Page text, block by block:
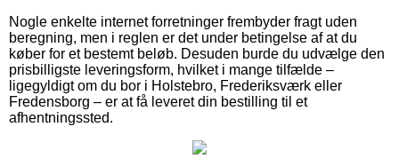
Nogle enkelte internet forretninger frembyder fragt uden
beregning, men i reglen er det under betingelse af at du
køber for et bestemt beløb. Desuden burde du udvælge den
prisbilligste leveringsform, hvilket i mange tilfælde –
ligegyldigt om du bor i Holstebro, Frederiksværk eller
Fredensborg – er at få leveret din bestilling til et
afhentningssted.